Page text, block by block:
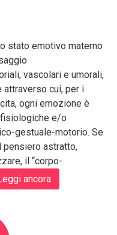
stato emotivo materno
vascolari e umorali,
cui, per i
ogni emozione è
e/o
gestuale-motorio. Se
pensiero astratto,
il “corpo-
ancora